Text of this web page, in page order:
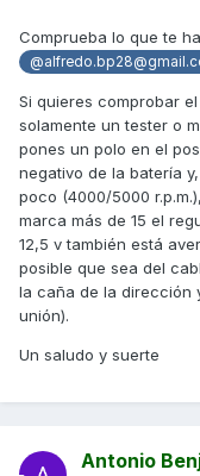
Comprueba lo que te
Si quieres comprobar
solamente un tester o
pones un polo en el
negativo de la batería
poco (4000/5000
marca más de 15 el
12,5 v también está
posible que sea del
la caña de la dirección
unión).
Un saludo y suerte
Antonio